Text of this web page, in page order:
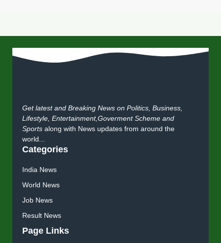
Get latest and Breaking News on Politics, Business,
Lifestyle, Entertainment,Goverment Scheme and
Sports along with News updates from around the
world...
Categories
India News
World News
Job News
Result News
Page Links